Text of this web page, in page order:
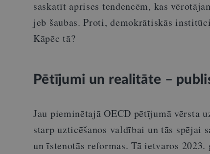
saskatīt aprises tendencēm, kas
jeb šaubas. Proti, demokrātiskās
Kāpēc tā?
Pētījumi un realitāte –
Jau pieminētajā OECD pētījumā vērsta
starp uzticēšanos valdībai un tās spējai
un īstenotās reformas. Tā ietvaros